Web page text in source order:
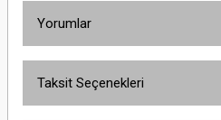
Yorumlar
Taksit Seçenekleri